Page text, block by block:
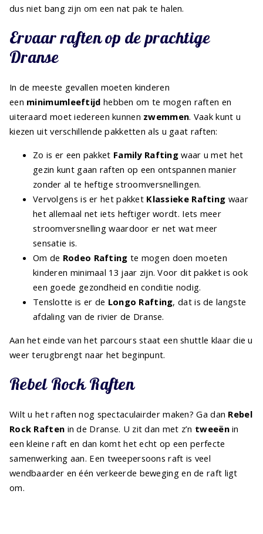
dus niet bang zijn om een nat pak te halen.
Ervaar raften op de prachtige
Dranse
In de meeste gevallen moeten kinderen
een minimumleeftijd hebben om te mogen raften en
uiteraard moet iedereen kunnen zwemmen. Vaak kunt u
kiezen uit verschillende pakketten als u gaat raften:
Zo is er een pakket Family Rafting waar u met het
gezin kunt gaan raften op een ontspannen manier
zonder al te heftige stroomversnellingen.
Vervolgens is er het pakket Klassieke Rafting waar
het allemaal net iets heftiger wordt. Iets meer
stroomversnelling waardoor er net wat meer
sensatie is.
Om de Rodeo Rafting te mogen doen moeten
kinderen minimaal 13 jaar zijn. Voor dit pakket is ook
een goede gezondheid en conditie nodig.
Tenslotte is er de Longo Rafting, dat is de langste
afdaling van de rivier de Dranse.
Aan het einde van het parcours staat een shuttle klaar die u
weer terugbrengt naar het beginpunt.
Rebel Rock Raften
Wilt u het raften nog spectaculairder maken? Ga dan Rebel
Rock Raften in de Dranse. U zit dan met z’n tweeënin
een kleine raft en dan komt het echt op een perfecte
samenwerking aan. Een tweepersoons raft is veel
wendbaarder en één verkeerde beweging en de raft ligt
om.